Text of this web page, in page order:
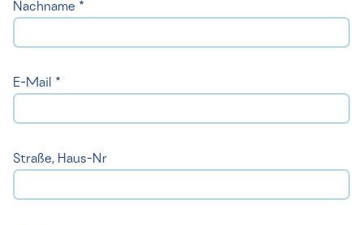
Nachname *
E-Mail *
Straße, Haus-Nr